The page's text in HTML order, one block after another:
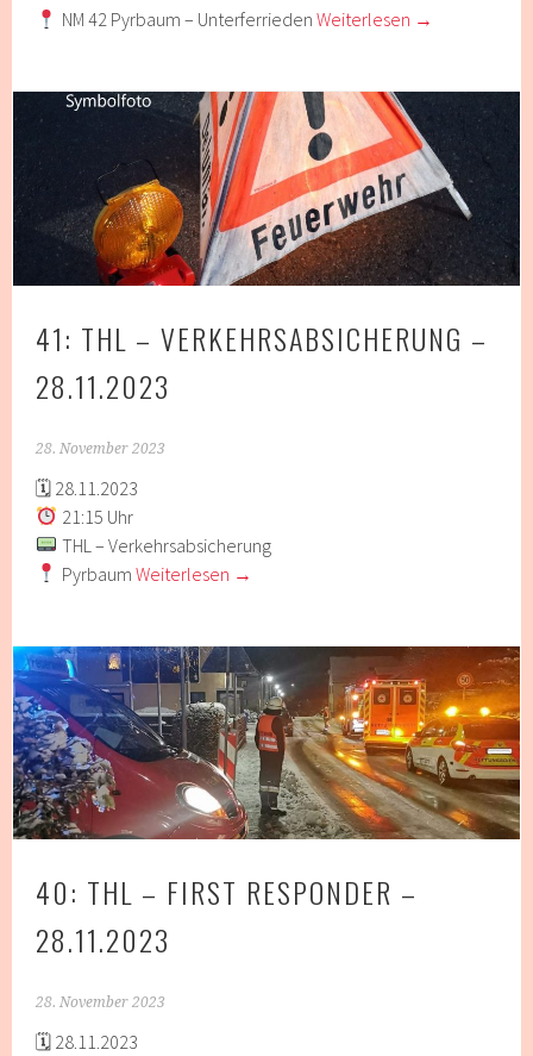
NM 42 Pyrbaum – Unterferrieden Weiterlesen →
41: THL – VERKEHRSABSICHERUNG –
28.11.2023
28. November 2023
🗓 28.11.2023
21:15 Uhr
THL – Verkehrsabsicherung
Pyrbaum Weiterlesen →
40: THL – FIRST RESPONDER –
28.11.2023
28. November 2023
🗓 28.11.2023